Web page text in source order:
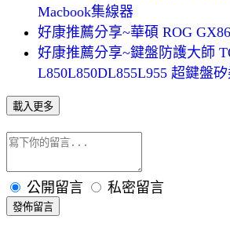
Macbook集線器
好康推薦分享~華碩 ROG
好康推薦分享~鍵盤防護大師
L850L850DL855L955 超鍵盤
載入更多
公開留言 私密留言
發佈留言